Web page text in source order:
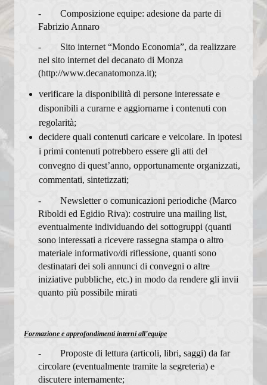
Percorsi per fidanzati
Comunità Pastorali
Assemblea Sinodale Decanale
Verbali
Chiesa dalle Genti
Documenti
Formazione
Pastorale sociale
Granis
Mondo Economia
Membri
Documenti
Rassegna stampa
- Composizione equipe: adesione da parte di
Fabrizio Annaro
- Sito internet “Mondo Economia”, da realizzare
nel sito internet del decanato di Monza
(http://www.decanatomonza.it);
verificare la disponibilità di persone interessate e
disponibili a curarne e aggiornarne i contenuti con
regolarità;
decidere quali contenuti caricare e veicolare. In ipotesi
i primi contenuti potrebbero essere gli atti del
convegno di quest’anno, opportunamente organizzati,
commentati, sintetizzati;
- Newsletter o comunicazioni periodiche (Marco
Riboldi ed Egidio Riva): costruire una mailing list,
eventualmente individuando dei sottogruppi (quanti
sono interessati a ricevere rassegna stampa o altro
materiale informativo/di riflessione, quanti sono
destinatari dei soli annunci di convegni o altre
iniziative pubbliche, etc.) in modo da rendere gli invii
quanto più possibile mirati
Formazione e approfondimenti interni all’equipe
- Proposte di lettura (articoli, libri, saggi) da far
circolare (eventualmente tramite la segreteria) e
discutere internamente;